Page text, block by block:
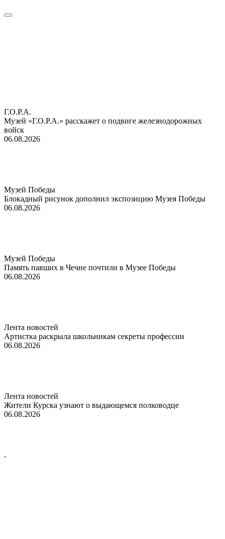
Г.О.Р.А.
Музей «Г.О.Р.А.» расскажет о подвиге железнодорожных
войск
06.08.2026
Музей Победы
Блокадный рисунок дополнил экспозицию Музея Победы
06.08.2026
Музей Победы
Память павших в Чечне почтили в Музее Победы
06.08.2026
Лента новостей
Артистка раскрыла школьникам секреты профессии
06.08.2026
Лента новостей
Жители Курска узнают о выдающемся полководце
06.08.2026